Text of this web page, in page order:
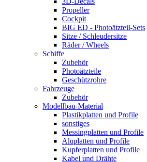
Propeller
Cockpit
BIG ED - Photoätzteil-Sets
Sitze / Schleudersitze
Räder / Wheels
Schiffe
Zubehör
Photoätzteile
Geschützrohre
Fahrzeuge
Zubehör
Modellbau-Material
Plastikplatten und Profile
sonstiges
Messingplatten und Profile
Aluplatten und Profile
Kupferplatten und Profile
Kabel und Drähte